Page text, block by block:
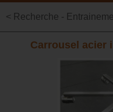
< Recherche -
Carrousel acier